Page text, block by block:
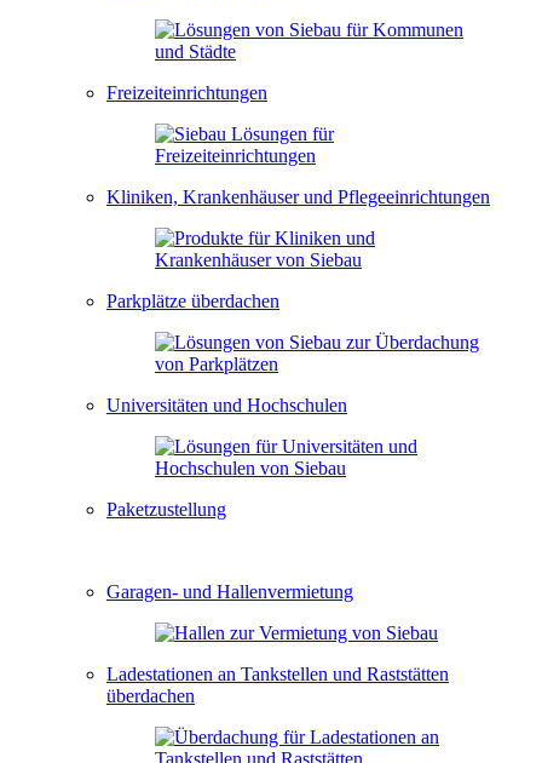
Freizeiteinrichtungen
Kliniken, Krankenhäuser und Pflegeeinrichtungen
Parkplätze überdachen
Universitäten und Hochschulen
Paketzustellung
Garagen- und Hallenvermietung
Ladestationen an Tankstellen und Raststätten
überdachen